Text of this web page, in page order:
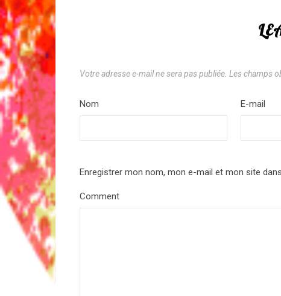
Votre adresse e-mail ne sera pas publiée. Les champs
Nom E-mail
Enregistrer mon nom, mon e-mail et mon site
Comment